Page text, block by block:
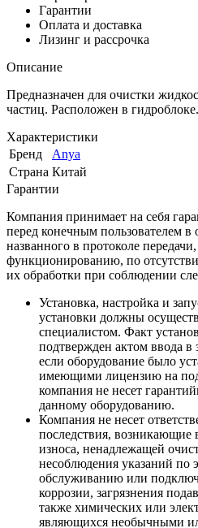
Гарантии
Оплата и доставка
Лизинг и рассрочка
Описание
Предназначен для очистки
частиц. Расположен в гидроблоке.
Характеристики
Бренд
Anya
Страна Китай
Гарантии
Компания принимает на себя
перед конечным пользователем в
названного в протоколе
функционированию, по
их обработки при соблюдении
Установка, настройка и
установки должны
специалистом. Факт
подтвержден актом ввода в
если оборудование было
имеющими лицензию на
компания не несет
данному оборудованию.
Компания не несет
последствия, возникающие
износа, ненадлежащей
несоблюдения указаний по
обслуживанию или
коррозии, загрязнения
также химических или
являющихся необычными